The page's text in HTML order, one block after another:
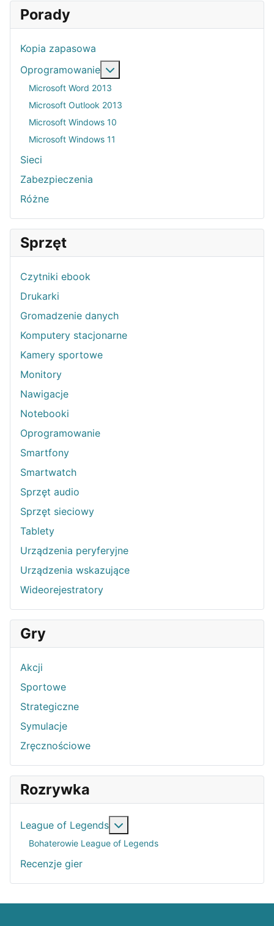
Porady
Kopia zapasowa
Oprogramowanie
Microsoft Word 2013
Microsoft Outlook 2013
Microsoft Windows 10
Microsoft Windows 11
Sieci
Zabezpieczenia
Różne
Sprzęt
Czytniki ebook
Drukarki
Gromadzenie danych
Komputery stacjonarne
Kamery sportowe
Monitory
Nawigacje
Notebooki
Oprogramowanie
Smartfony
Smartwatch
Sprzęt audio
Sprzęt sieciowy
Tablety
Urządzenia peryferyjne
Urządzenia wskazujące
Wideorejestratory
Gry
Akcji
Sportowe
Strategiczne
Symulacje
Zręcznościowe
Rozrywka
League of Legends
Bohaterowie League of Legends
Recenzje gier